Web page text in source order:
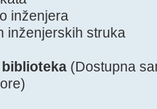
inženjera
inženjerskih struka
(Dostupna